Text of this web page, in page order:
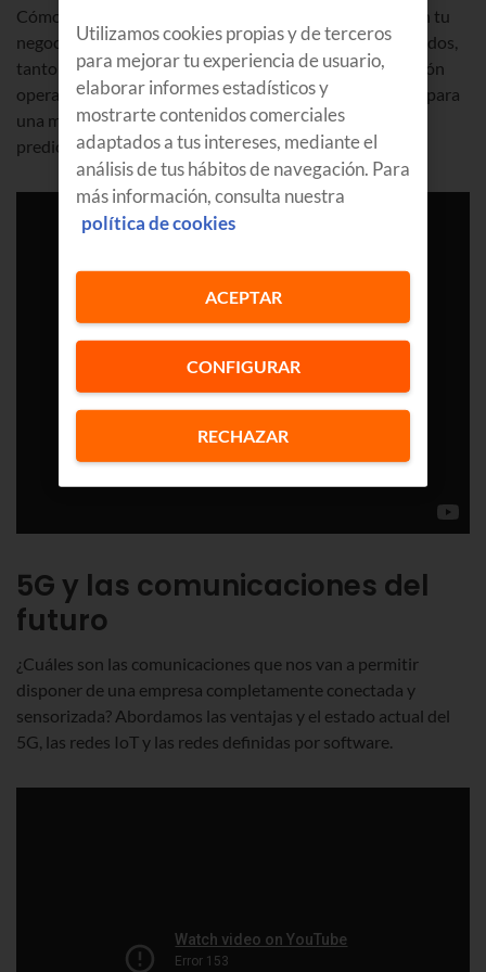
Cómo aplicar la Inteligencia Artificial en tu empresa y en tu
negocio de una forma rápida, eficiente y sin costes elevados,
tanto para poder aprovechar al máximo la automatización
operativa como para mejorar la experiencia de cliente y para
una mejor toma de decisiones mediante información
predictiva.
5G y las comunicaciones del
futuro
¿Cuáles son las comunicaciones que nos van a permitir
disponer de una empresa completamente conectada y
sensorizada? Abordamos las ventajas y el estado actual del
5G, las redes IoT y las redes definidas por software.
Utilizamos cookies propias y de terceros
para mejorar tu experiencia de usuario,
elaborar informes estadísticos y
mostrarte contenidos comerciales
adaptados a tus intereses, mediante el
análisis de tus hábitos de navegación. Para
más información, consulta nuestra
política de cookies
CONFIGURAR
RECHAZAR
ACEPTAR